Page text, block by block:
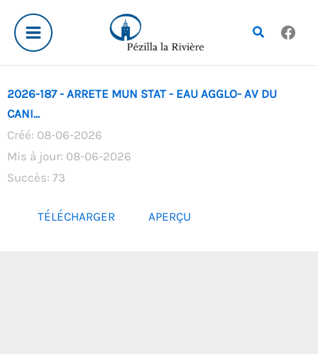
contenu
Rechercher
2026-187 - ARRETE MUN STAT - EAU AGGLO- AV DU
CANI...
Créé: 08-06-2026
Mis à jour: 08-06-2026
Succès: 73
TÉLÉCHARGER APERÇU